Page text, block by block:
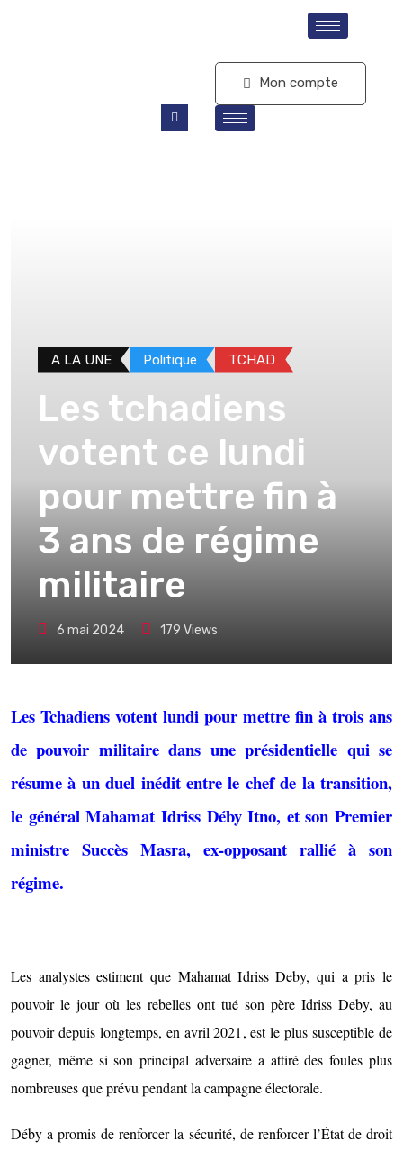
Mon compte
A LA UNE Politique TCHAD
Les tchadiens
votent ce lundi
pour mettre fin à
3 ans de régime
militaire
6 mai 2024 179 Views
Les Tchadiens votent lundi pour mettre fin à trois ans
de pouvoir militaire dans une présidentielle qui se
résume à un duel inédit entre le chef de la transition,
le général Mahamat Idriss Déby Itno, et son Premier
ministre Succès Masra, ex-opposant rallié à son
régime.
Les analystes estiment que Mahamat Idriss Deby, qui a pris le
pouvoir le jour où les rebelles ont tué son père Idriss Deby, au
pouvoir depuis longtemps, en avril 2021, est le plus susceptible de
gagner, même si son principal adversaire a attiré des foules plus
nombreuses que prévu pendant la campagne électorale.
Déby a promis de renforcer la sécurité, de renforcer l’État de droit